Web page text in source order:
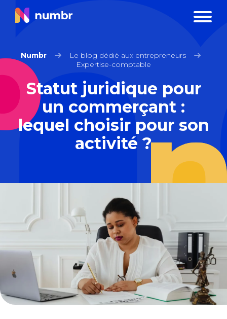
Numbr
Le blog dédié aux entrepreneurs
Expertise-comptable
Statut juridique pour
un commerçant :
lequel choisir pour son
activité ?